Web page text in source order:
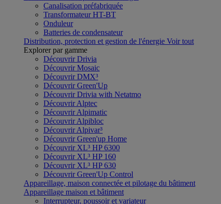
Canalisation préfabriquée
Transformateur HT-BT
Onduleur
Batteries de condensateur
Distribution, protection et gestion de l'énergie Voir tout
Explorer par gamme
Découvrir Drivia
Découvrir Mosaic
Découvrir DMX³
Découvrir Green'Up
Découvrir Drivia with Netatmo
Découvrir Alptec
Découvrir Alpimatic
Découvrir Alpibloc
Découvrir Alpivar³
Découvrir Green'up Home
Découvrir XL³ HP 6300
Découvrir XL³ HP 160
Découvrir XL³ HP 630
Découvrir Green'Up Control
Appareillage, maison connectée et pilotage du bâtiment
Appareillage maison et bâtiment
Interrupteur, poussoir et variateur